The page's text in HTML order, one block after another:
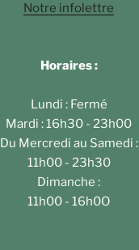
Notre infolettre
Horaires :
Lundi : Fermé
Mardi : 16h30 - 23h00
Du Mercredi au Samedi :
11h00 - 23h30
Dimanche :
11h00 - 16h0O